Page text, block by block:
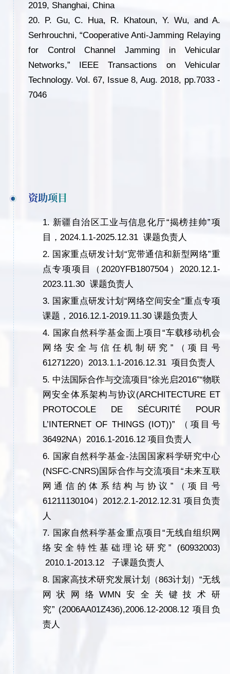
2019, Shanghai, China
20. P. Gu, C. Hua, R. Khatoun, Y. Wu, and A.
Serhrouchni, “Cooperative Anti-Jamming Relaying
for Control Channel Jamming in Vehicular
Networks,” IEEE Transactions on Vehicular
Technology. Vol. 67, Issue 8, Aug. 2018, pp.7033 -
7046
资助项目
1. 新疆自治区工业与信息化厅“揭榜挂帅”项
目， 2024.1.1-2025.12.31 课题负责人
2. 国家重点研发计划 “宽带通信和新型网络”重
点专项项目（2020YFB1807504 ） 2020.12.1-
2023.11.30 课题负责人
3. 国家重点研发计划 “网络空间安全”重点专项
课题， 2016.12.1-2019.11.30 课题负责人
4. 国家自然科学基金面上项目 “车载移动机会
网络安全与信任机制研究” （项目号
61271220） 2013.1.1-2016.12.31 项目负责人
5. 中法国际合作与交流项目“徐光启2016”“物联
网安全体系架构与协议(ARCHITECTURE ET
PROTOCOLE DE SÉCURITÉ POUR
L’INTERNET OF THINGS (IOT))”
（项目号
36492NA） 2016.1-2016.12 项目负责人
6. 国家自然科学基金-法国国家科学研究中心
(NSFC-CNRS)国际合作与交流项目“未来互联
网通信的体系结构与协议” （项目号
61211130104）2012.2.1-2012.12.31项目负责
人
7. 国家自然科学基金重点项目 “无线自组织网
络安全特性基础理论研究” (60932003)
2010.1-2013.12 子课题负责人
8. 国家高技术研究发展计划（863计划）“无线
网状网络WMN 安全关键技术研
究” (2006AA01Z436),2006.12-2008.12 项目负
责人